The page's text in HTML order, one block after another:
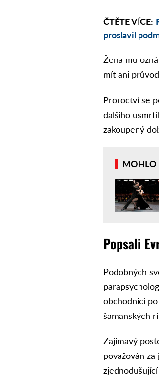
ČTĚTE VÍCE:
proslavil
Žena mu
mít ani
Proroctví se
dalšího
zakoupený
MOHLO
Popsali
Podobných
obchodníci
šamanských
Zajímavý
považován